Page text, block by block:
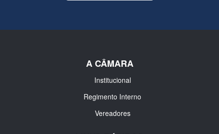
A CÂMARA
Institucional
Regimento Interno
Vereadores